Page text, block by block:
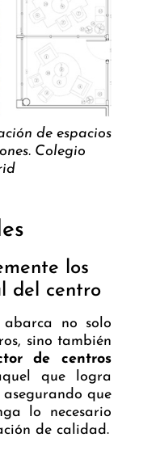
de espacios
Colegio
los
del centro
abarca no solo
sino también
de centros
que logra
asegurando que
lo necesario
de calidad.